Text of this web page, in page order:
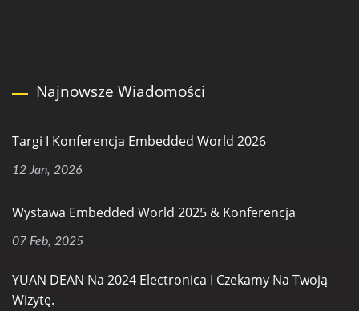
Najnowsze Wiadomości
Targi I Konferencja Embedded World 2026
12 Jan, 2026
Wystawa Embedded World 2025 & Konferencja
07 Feb, 2025
YUAN DEAN Na 2024 Electronica I Czekamy Na Twoją
Wizytę.